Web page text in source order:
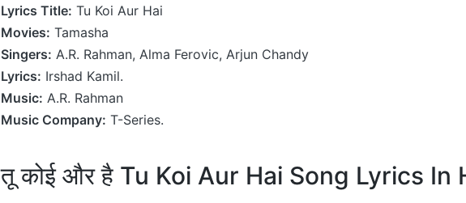
Lyrics Title: Tu Koi Aur Hai
Movies: Tamasha
Singers: A.R. Rahman, Alma Ferovic, Arjun Chandy
Lyrics: Irshad Kamil.
Music: A.R. Rahman
Music Company: T-Series.
तू कोई और है Tu Koi Aur Hai Song Lyrics In